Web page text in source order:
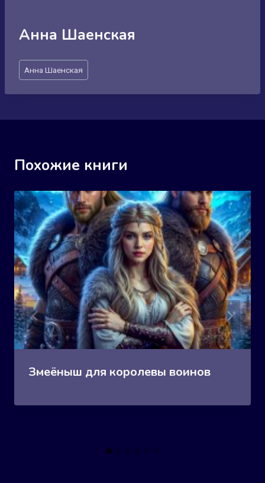
Анна Шаенская
Метки
записи:
Анна Шаенская
Похожие книги
Змеёныш для королевы воинов